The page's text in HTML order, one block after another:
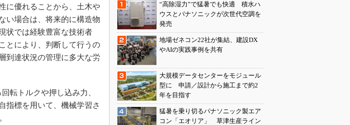
に優れることから、土木や
い場合は、将来的に構造物
状では経験豊富な技術者
とにより、判断して行うの
到達状況の管理に多大な労
転トルクや押し込み力、
指標を用いて、機械学習さ
“高除湿力”で猛暑でも快適 積水ハ
ウスとパナソニックが次世代空調を
発売
地場ゼネコン22社が集結、建設DX
やAIの実践事例を共有
大規模データセンターをモジュール
型に 申請／設計から施工まで約2
年を目指す
猛暑を乗り切るパナソニック製エア
コン「エオリア」 草津生産ライン